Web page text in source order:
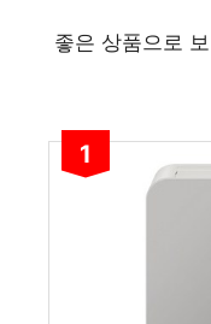
좋은 상품으로
1